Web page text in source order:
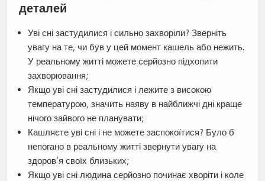
деталей
Уві сні застудилися і сильно захворіли? Зверніть
увагу на те, чи був у цей момент кашель або нежить.
У реальному житті можете серйозно підхопити
захворювання;
Якщо уві сні застудилися і лежите з високою
температурою, значить наяву в найближчі дні краще
нічого зайвого не планувати;
Кашляєте уві сні і не можете заспокоїтися? Було б
непогано в реальному житті звернути увагу на
здоров’я своїх близьких;
Якщо уві сні людина серйозно починає хворіти і коле